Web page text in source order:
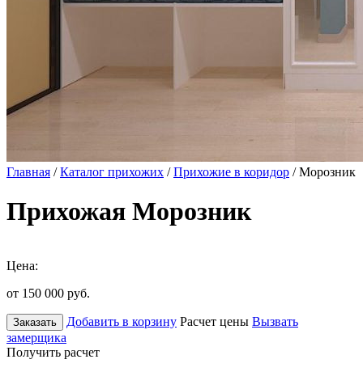
Главная /Каталог прихожих /Прихожие в коридор / Морозник
Прихожая Морозник
Цена:
от 150 000 руб.
Заказать Добавить в корзину Расчет цены Вызвать
замерщика
Получить расчет